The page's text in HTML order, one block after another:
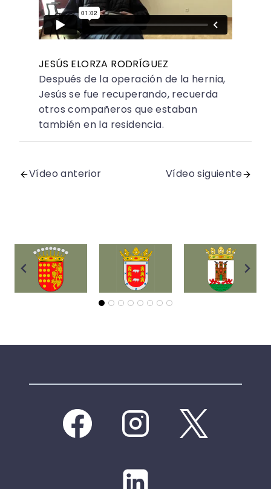
JESÚS ELORZA RODRÍGUEZ
Después de la operación de la hernia,
Jesús se fue recuperando, recuerda
otros compañeros que estaban
también en la residencia.
Vídeo anterior Vídeo siguiente